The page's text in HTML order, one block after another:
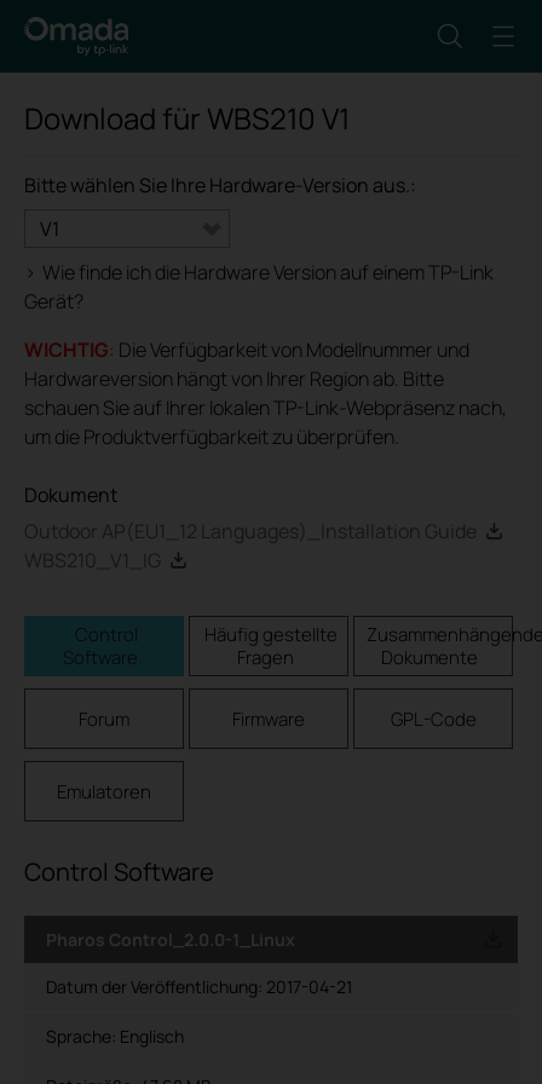
Download für WBS210 V1
Bitte wählen Sie Ihre Hardware-Version aus.:
V1
> Wie finde ich die Hardware Version auf einem TP-Link
Gerät?
WICHTIG: Die Verfügbarkeit von Modellnummer und
Hardwareversion hängt von Ihrer Region ab. Bitte
schauen Sie auf Ihrer lokalen TP-Link-Webpräsenz nach,
um die Produktverfügbarkeit zu überprüfen.
Dokument
Outdoor AP(EU1_12 Languages)_Installation Guide
WBS210_V1_IG
Control
Software
Häufig gestellte
Fragen
Dokumente
Forum Firmware GPL-Code
Emulatoren
Control Software
Pharos Control_2.0.0-1_Linux
Datum der Veröffentlichung: 2017-04-21
Sprache: Englisch